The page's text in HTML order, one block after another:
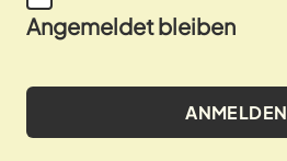
Angemeldet bleiben
ANMELDEN